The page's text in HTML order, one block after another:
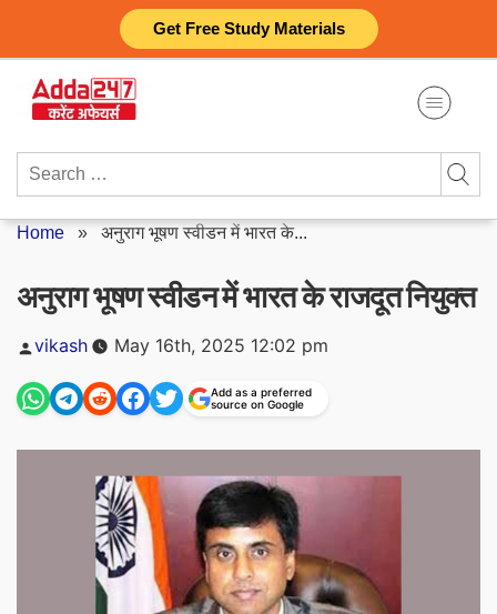
Get Free Study Materials
content
Search
Home » अनुराग भूषण स्वीडन में भारत के...
अनुराग भूषण स्वीडन में भारत के राजदूत नियुक्त
Posted
vikash May 16th, 2025 12:02 pm
Add as a preferred
source on Google